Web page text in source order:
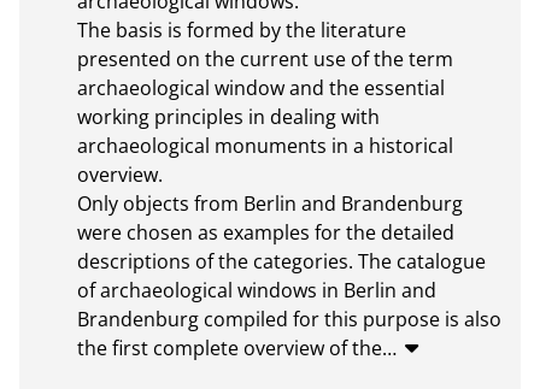
The basis is formed by the literature
presented on the current use of the term
archaeological window and the essential
working principles in dealing with
archaeological monuments in a historical
overview.
Only objects from Berlin and Brandenburg
were chosen as examples for the detailed
descriptions of the categories. The catalogue
of archaeological windows in Berlin and
Brandenburg compiled for this purpose is also
the first complete overview of the…